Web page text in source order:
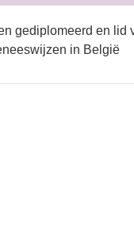
gediplomeerd en lid
in België